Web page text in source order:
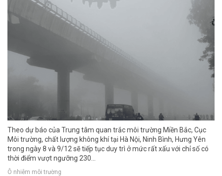
Theo dự báo của Trung tâm quan trắc môi trường Miền Bắc, Cục
Môi trường, chất lượng không khí tại Hà Nội, Ninh Bình, Hưng Yên
trong ngày 8 và 9/12 sẽ tiếp tục duy trì ở mức rất xấu với chỉ số có
thời điểm vượt ngưỡng 230...
Ô nhiễm môi trường